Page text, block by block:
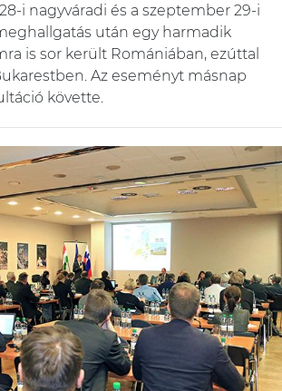
i nagyváradi és a szeptember 29-i
után egy harmadik
is sor került Romániában, ezúttal
Az eseményt másnap
követte.